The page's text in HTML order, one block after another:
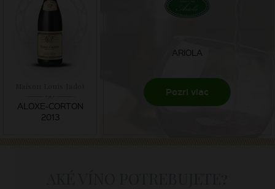
ALOXE-CORTON
2013
ARIOLA
Pozri viac